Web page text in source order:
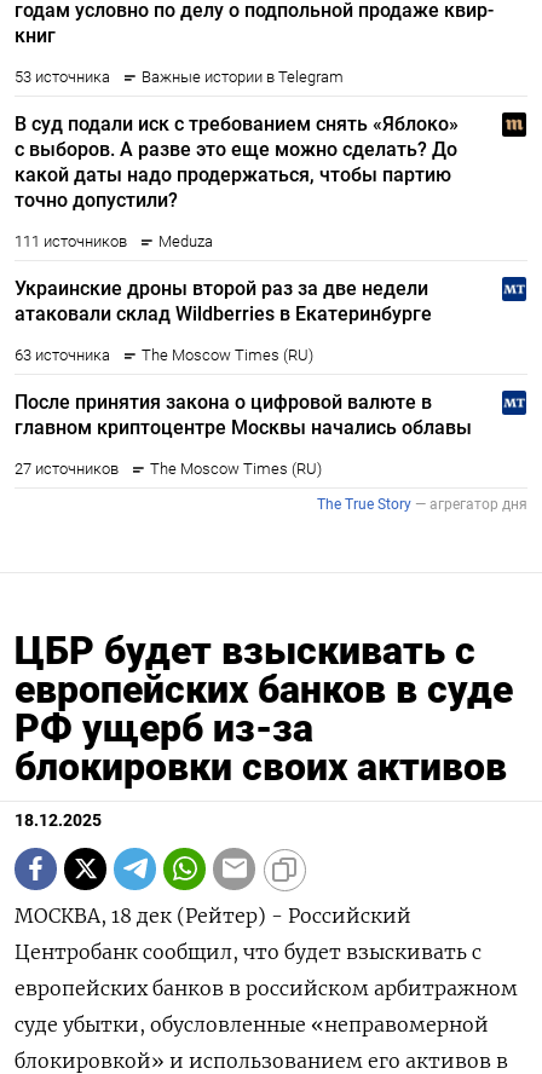
ЦБР будет взыскивать с
европейских банков в суде
РФ ущерб из-за
блокировки своих активов
18.12.2025
МОСКВА, 18 дек (Рейтер) - Российский
Центробанк сообщил, что будет взыскивать с
европейских банков в российском арбитражном
суде убытки, обусловленные «неправомерной
блокировкой» и использованием его активов в